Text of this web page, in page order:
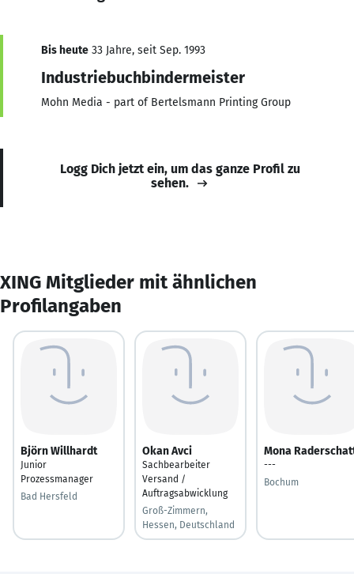
Bis heute 33 Jahre, seit Sep. 1993
Industriebuchbindermeister
Mohn Media - part of Bertelsmann Printing Group
Logg Dich jetzt ein, um das ganze Profil zu
sehen.
XING Mitglieder mit ähnlichen
Profilangaben
Björn Willhardt
Junior
Prozessmanager
Bad Hersfeld
Okan Avci
Sachbearbeiter
Versand /
Auftragsabwicklung
Groß-Zimmern,
Hessen, Deutschland
Mona
---
Bochum